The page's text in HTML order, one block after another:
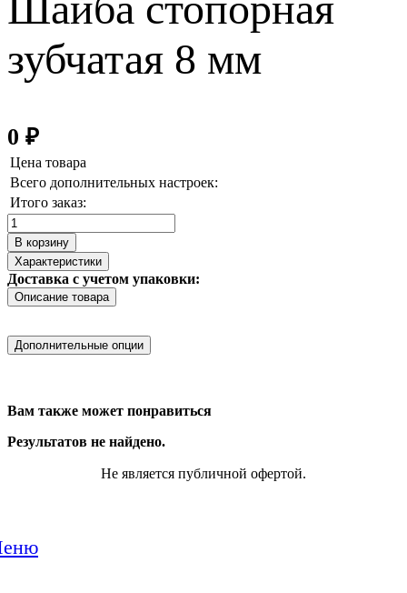
зубчатая 8 мм
0 ₽
Цена товара
Всего дополнительных настроек:
Итого заказ:
Количество
товара
Шайба
стопорная
зубчатая
8
В корзину
Характеристики
Доставка с учетом упаковки:
Описание товара
Дополнительные опции
Вам также может понравиться
Результатов не найдено.
Не является публичной офертой.